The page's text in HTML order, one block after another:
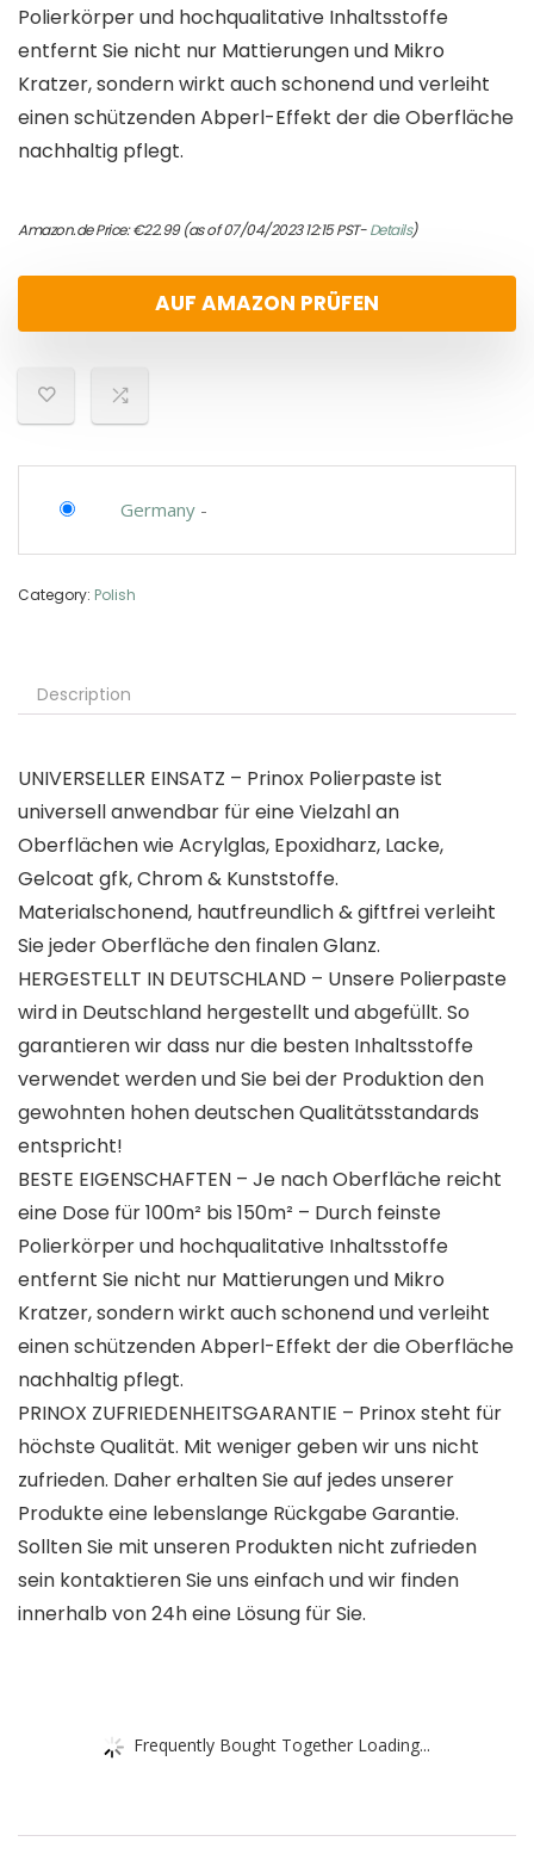
Polierkörper und hochqualitative Inhaltsstoffe
entfernt Sie nicht nur Mattierungen und Mikro
Kratzer, sondern wirkt auch schonend und verleiht
einen schützenden Abperl-Effekt der die Oberfläche
nachhaltig pflegt.
Amazon.de Price:€22.99(as of 07/04/2023 12:15 PST-Details)
AUF AMAZON PRÜFEN
Germany -
Category: Polish
Description
UNIVERSELLER EINSATZ – Prinox Polierpaste ist
universell anwendbar für eine Vielzahl an
Oberflächen wie Acrylglas, Epoxidharz, Lacke,
Gelcoat gfk, Chrom & Kunststoffe.
Materialschonend, hautfreundlich & giftfrei verleiht
Sie jeder Oberfläche den finalen Glanz.
HERGESTELLT IN DEUTSCHLAND – Unsere Polierpaste
wird in Deutschland hergestellt und abgefüllt. So
garantieren wir dass nur die besten Inhaltsstoffe
verwendet werden und Sie bei der Produktion den
gewohnten hohen deutschen Qualitätsstandards
entspricht!
BESTE EIGENSCHAFTEN – Je nach Oberfläche reicht
eine Dose für 100m² bis 150m² – Durch feinste
Polierkörper und hochqualitative Inhaltsstoffe
entfernt Sie nicht nur Mattierungen und Mikro
Kratzer, sondern wirkt auch schonend und verleiht
einen schützenden Abperl-Effekt der die Oberfläche
nachhaltig pflegt.
PRINOX ZUFRIEDENHEITSGARANTIE – Prinox steht für
höchste Qualität. Mit weniger geben wir uns nicht
zufrieden. Daher erhalten Sie auf jedes unserer
Produkte eine lebenslange Rückgabe Garantie.
Sollten Sie mit unseren Produkten nicht zufrieden
sein kontaktieren Sie uns einfach und wir finden
innerhalb von 24h eine Lösung für Sie.
Frequently Bought Together Loading...